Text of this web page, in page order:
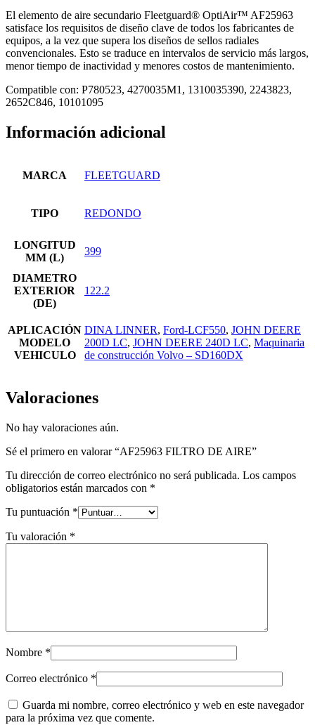
El elemento de aire secundario Fleetguard® OptiAir™ AF25963
satisface los requisitos de diseño clave de todos los fabricantes de
equipos, a la vez que supera los diseños de sellos radiales
convencionales. Esto se traduce en intervalos de servicio más largos,
menor tiempo de inactividad y menores costos de mantenimiento.
Compatible con: P780523, 4270035M1, 1310035390, 2243823,
2652C846, 10101095
Información adicional
MARCA FLEETGUARD
TIPO REDONDO
LONGITUD
MM (L)
399
DIAMETRO
EXTERIOR
(DE)
122.2
APLICACIÓN
MODELO
VEHICULO
DINA LINNER, Ford-LCF550, JOHN DEERE
200D LC, JOHN DEERE 240D LC, Maquinaria
de construcción Volvo – SD160DX
Valoraciones
No hay valoraciones aún.
Sé el primero en valorar “AF25963 FILTRO DE AIRE”
Tu dirección de correo electrónico no será publicada. Los campos
obligatorios están marcados con *
Tu puntuación *
Tu valoración *
Nombre *
Correo electrónico *
Guarda mi nombre, correo electrónico y web en este navegador
para la próxima vez que comente.